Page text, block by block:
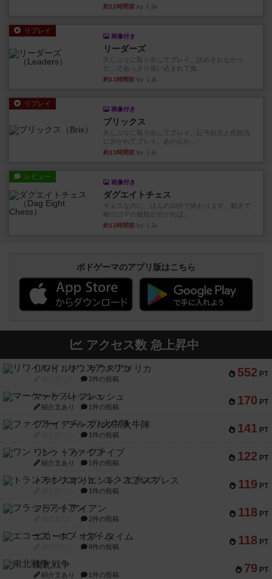
約12時間前 by くみ
リプレイ
画像付き
リーダーズ
久しぶりに取り出してプレイ。詰めきれなかっ
た…であっさり追い込まれて負...
約13時間前 by くみ
リプレイ
画像付き
ブリックス
久しぶりに取り出してプレイ。記号担当と色担当
に分かれてプレイ。あかんか...
約13時間前 by くみ
レビュー
画像付き
ダグエイトチェス
チェスなのに、ほんの10分で終わります。動きで
敵のコマの種類が分かれば...
約13時間前 by くみ
ボドゲーマのアプリ版はこちら
アクセス数 急上昇中
552 PT
リワイルド：サウスアメリカ
2件の投稿
170 PT
マーケットフレッシュ
紹介文あり 1件の投稿
141 PT
ファイアー・ブルズ / 火牛陣
1件の投稿
122 PT
ワン・トゥ・ファイブ
紹介文あり 1件の投稿
119 PT
トランスオリエント・エクスプレス
1件の投稿
118 PT
フラットアイアン
2件の投稿
118 PT
エコーズ・オブ・タイム
8件の投稿
79 PT
南北戦争
紹介文あり 1件の投稿